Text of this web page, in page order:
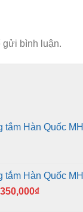
gửi bình luận.
tắm Hàn Quốc
tắm Hàn Quốc
Giá
350,000₫Giá